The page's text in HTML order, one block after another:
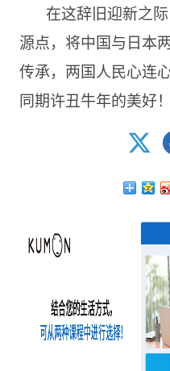
在这辞旧迎新之
源点，将中国与日本
传承，两国人民心连
同期许丑牛年的美好！